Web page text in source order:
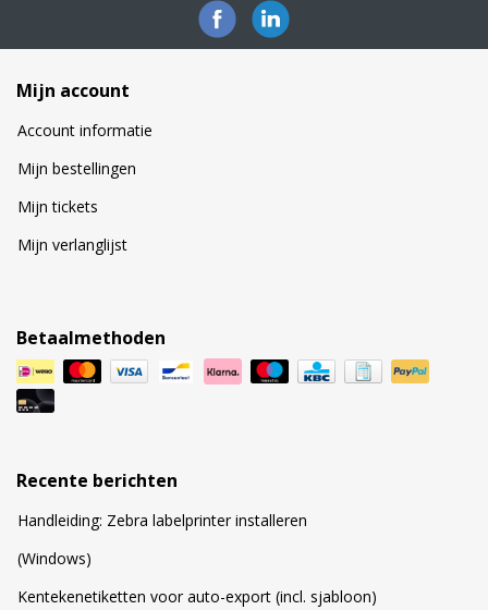
Mijn account
Account informatie
Mijn bestellingen
Mijn tickets
Mijn verlanglijst
Betaalmethoden
Recente berichten
Handleiding: Zebra labelprinter installeren
(Windows)
Kentekenetiketten voor auto-export (incl. sjabloon)